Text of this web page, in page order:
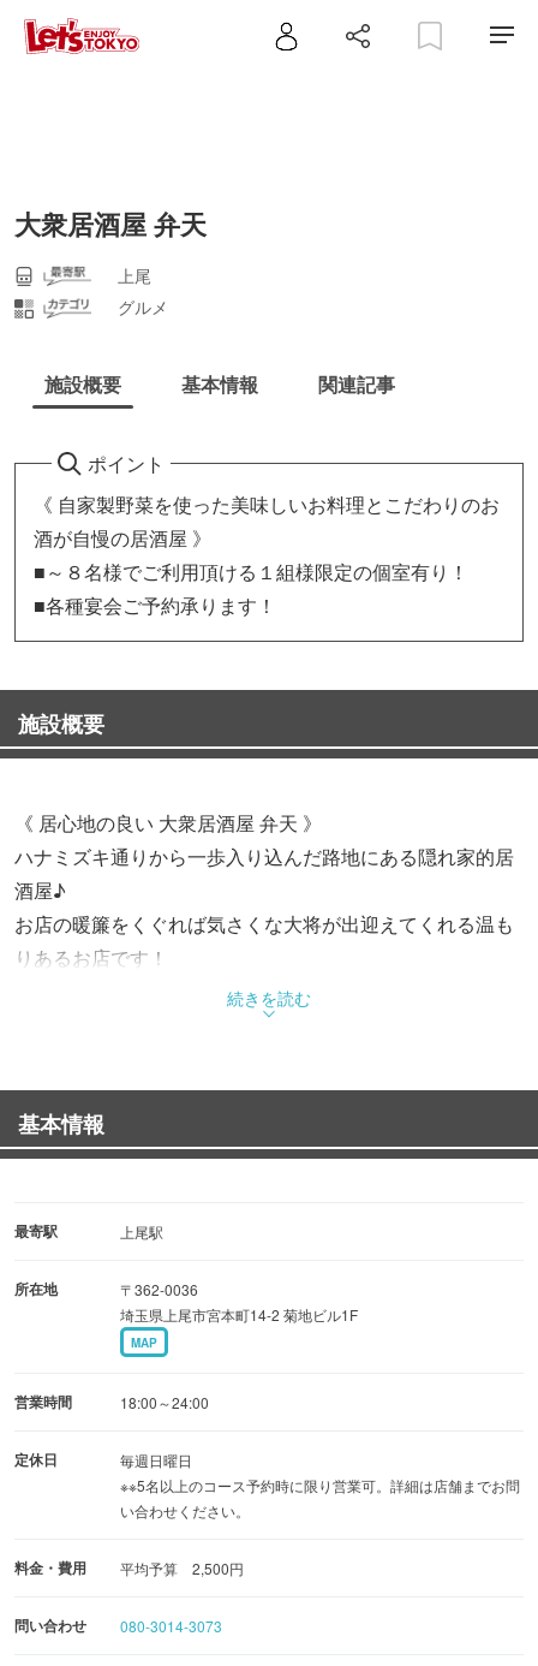
大衆居酒屋 弁天
上尾
グルメ
施設概要 基本情報 関連記事
ポイント
《 自家製野菜を使った美味しいお料理とこだわりのお
酒が自慢の居酒屋 》
■～８名様でご利用頂ける１組様限定の個室有り！
■各種宴会ご予約承ります！
施設概要
《 居心地の良い 大衆居酒屋 弁天 》
ハナミズキ通りから一歩入り込んだ路地にある隠れ家的居
酒屋♪
お店の暖簾をくぐれば気さくな大将が出迎えてくれる温も
りあるお店です！
一人でもグループでも気軽にご利用下さい!
■上尾市役所のすぐそば！
《 各種宴会承ります 》
用意致します(2日前までに要予約)
■飲み放題は相談させて頂き対応させて頂きます
《 日本酒・焼酎への拘り 》
■美味しい日本酒・焼酎に拘ります♪
ます!
■大将が丹精込めて作った自家製野菜を使ったお料理♪
ます!
続きを読む
基本情報
最寄駅 上尾駅
所在地
〒362-0036
埼玉県上尾市宮本町14-2 菊地ビル1F
MAP
営業時間 18:00～24:00
定休日
毎週日曜日
※※5名以上のコース予約時に限り営業可。詳細は店舗までお問
い合わせください。
料金・費用 平均予算 2,500円
問い合わせ 080-3014-3073